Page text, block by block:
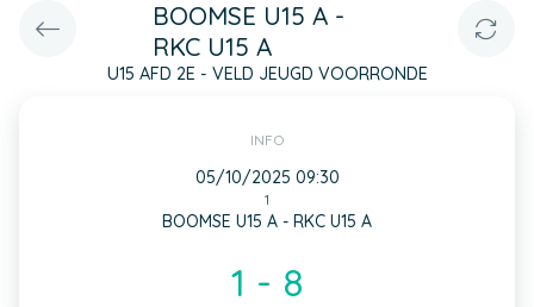
BOOMSE U15 A -
RKC U15 A
U15 AFD 2E - VELD JEUGD VOORRONDE
INFO
05/10/2025 09:30
1
BOOMSE U15 A - RKC U15 A
1 - 8